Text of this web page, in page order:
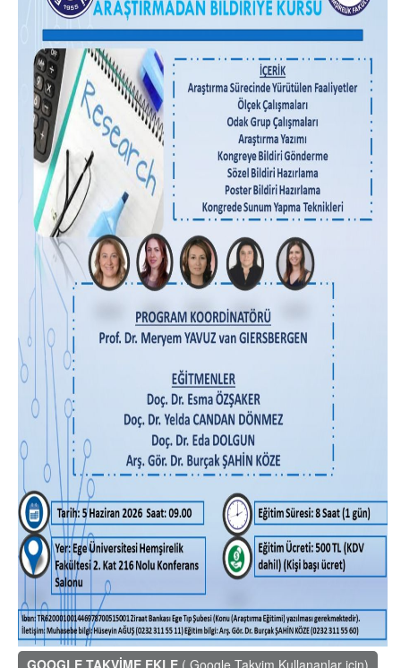
GOOGLE TAKVİME EKLE ( Google Takvim Kullananlar için)